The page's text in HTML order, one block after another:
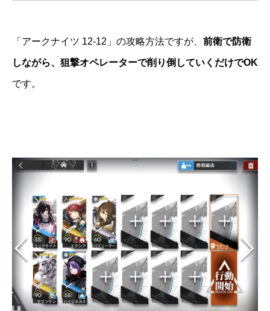
「アークナイツ 12-12」の攻略方法ですが、 前衛で防衛
しながら、狙撃オペレーターで削り倒していくだけでOK
です。